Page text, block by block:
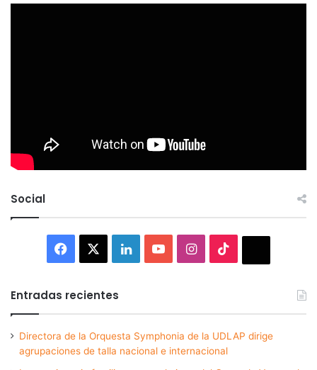
Social
Facebook LinkedInYouTubeInstagram
Entradas recientes
Directora de la Orquesta Symphonia de la UDLAP dirige
agrupaciones de talla nacional e internacional